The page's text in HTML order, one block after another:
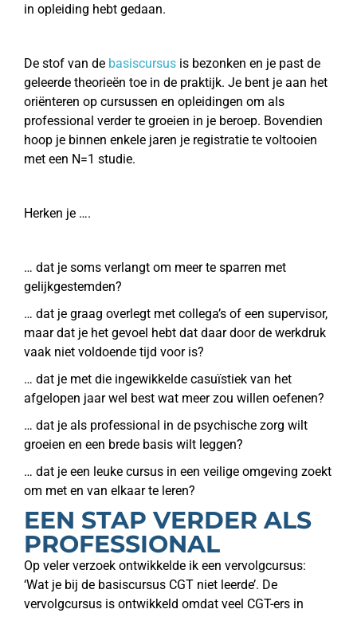
in opleiding hebt gedaan.
De stof van de basiscursus is bezonken en je past de
geleerde theorieën toe in de praktijk. Je bent je aan het
oriënteren op cursussen en opleidingen om als
professional verder te groeien in je beroep. Bovendien
hoop je binnen enkele jaren je registratie te voltooien
met een N=1 studie.
Herken je ….
… dat je soms verlangt om meer te sparren met
gelijkgestemden?
… dat je graag overlegt met collega’s of een supervisor,
maar dat je het gevoel hebt dat daar door de werkdruk
vaak niet voldoende tijd voor is?
… dat je met die ingewikkelde casuïstiek van het
afgelopen jaar wel best wat meer zou willen oefenen?
… dat je als professional in de psychische zorg wilt
groeien en een brede basis wilt leggen?
… dat je een leuke cursus in een veilige omgeving zoekt
om met en van elkaar te leren?
EEN STAP VERDER ALS
PROFESSIONAL
Op veler verzoek ontwikkelde ik een vervolgcursus:
‘Wat je bij de basiscursus CGT niet leerde’. De
vervolgcursus is ontwikkeld omdat veel CGT-ers in